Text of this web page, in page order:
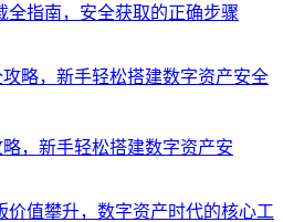
全指南，安全获取的正确步骤
，新手轻松搭建数字资产安